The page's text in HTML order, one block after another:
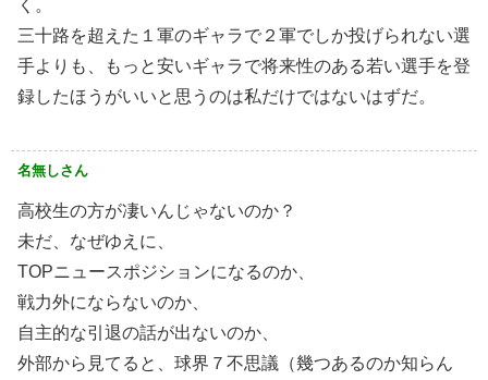
く。
三十路を超えた１軍のギャラで２軍でしか投げられない選
手よりも、もっと安いギャラで将来性のある若い選手を登
録したほうがいいと思うのは私だけではないはずだ。
名無しさん
高校生の方が凄いんじゃないのか？
未だ、なぜゆえに、
TOPニュースポジションになるのか、
戦力外にならないのか、
自主的な引退の話が出ないのか、
外部から見てると、球界７不思議（幾つあるのか知らん